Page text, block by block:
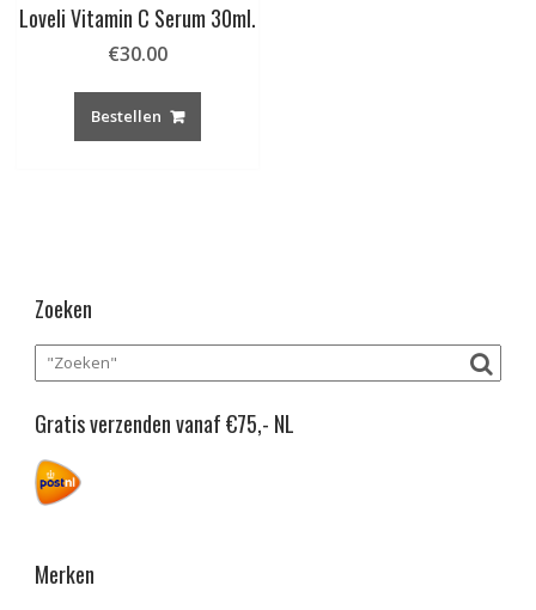
Loveli Vitamin C Serum 30ml.
€30.00
Bestellen
Zoeken
Gratis verzenden vanaf €75,- NL
Merken